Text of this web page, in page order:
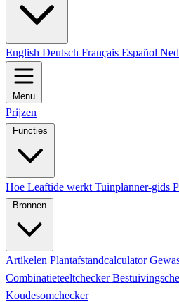
English Deutsch Français Español
Menu
Prijzen
Functies
Hoe Leaftide werkt Tuinplanner-gids
Bronnen
Artikelen Plantafstandcalculator
Combinatieteeltchecker
Koudesomchecker